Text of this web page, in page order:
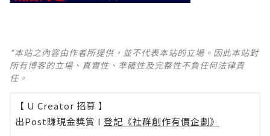
*本站之內容由作者所提供，並不代表本站的立場。因此本站對
所有博客的立場、真實性、準確性及完整性不負任何法律責
任。
【 U Creator 招募 】
出Post賺現金獎賞 l 登記《社群創作有價企劃》